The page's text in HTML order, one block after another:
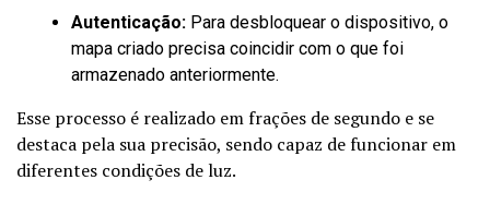
Autenticação: Para desbloquear o dispositivo, o
mapa criado precisa coincidir com o que foi
armazenado anteriormente.
Esse processo é realizado em frações de segundo e se
destaca pela sua precisão, sendo capaz de funcionar em
diferentes condições de luz.